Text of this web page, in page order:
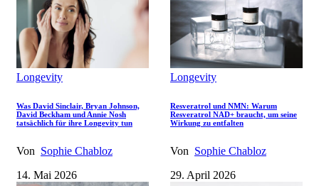
Longevity
Was David Sinclair, Bryan Johnson,
David Beckham und Annie Nosh
tatsächlich für ihre Longevity tun
Von Sophie Chabloz
14. Mai 2026
Longevity
Resveratrol und NMN: Warum
Resveratrol NAD+ braucht, um seine
Wirkung zu entfalten
Von Sophie Chabloz
29. April 2026